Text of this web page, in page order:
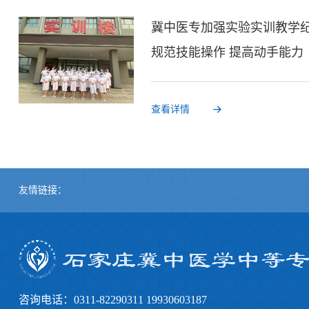
冀中医专加强实验实训教学
规范技能操作 提高动手能力
查看详情
友情链接：
咨询电话：0311-82290311 19930603187